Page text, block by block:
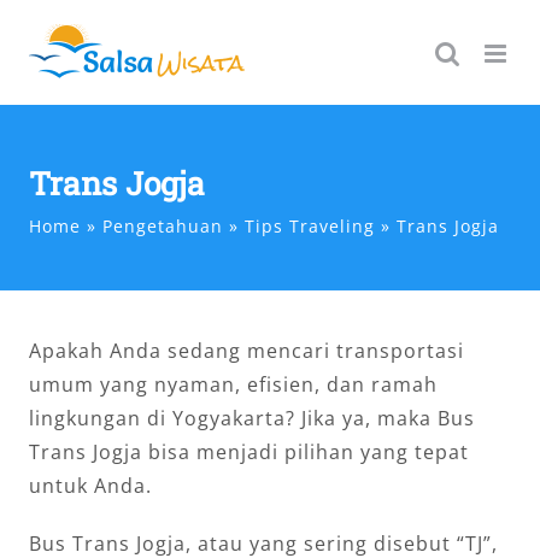
content
Trans Jogja
Home Pengetahuan Tips Traveling Trans Jogja
Apakah Anda sedang mencari transportasi
umum yang nyaman, efisien, dan ramah
lingkungan di Yogyakarta? Jika ya, maka Bus
Trans Jogja bisa menjadi pilihan yang tepat
untuk Anda.
Bus Trans Jogja, atau yang sering disebut “TJ”,